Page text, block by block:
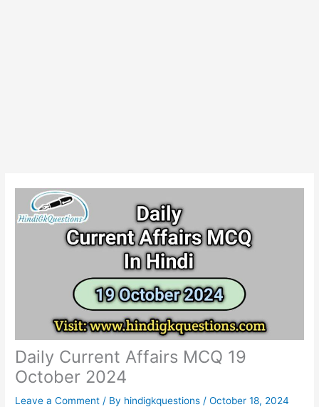
Daily Current Affairs MCQ 19
October 2024
Leave a Comment / By hindigkquestions /October 18, 2024